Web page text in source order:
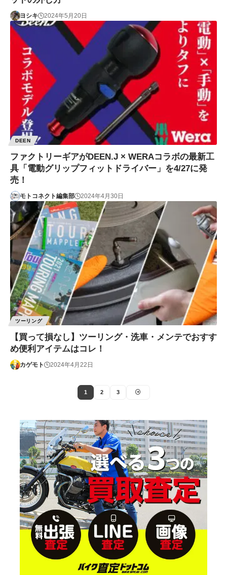
ヨシキ 2024年5月20日
DEEN
ファクトリーギアがDEEN.J × WERAコラボの最新工
具「電動グリップフィットドライバー」を4/27に発
売！
モトコネクト編集部 2024年4月30日
ツーリング
【買って損なし】ツーリング・洗車・メンテでおすす
め便利アイテムはコレ！
カゲモト 2024年4月22日
1 2 3